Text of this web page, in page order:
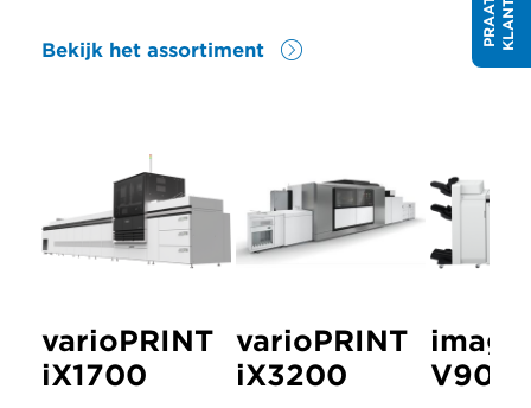
Bekijk het assortiment
varioPRINT
iX1700
varioPRINT
iX3200